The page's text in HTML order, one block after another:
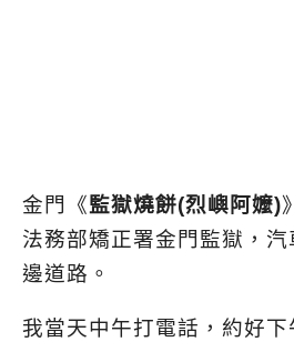
金門《監獄燒餅(烈嶼阿嬤)
法務部矯正署金門監獄，
邊道路。
我當天中午打電話，約好